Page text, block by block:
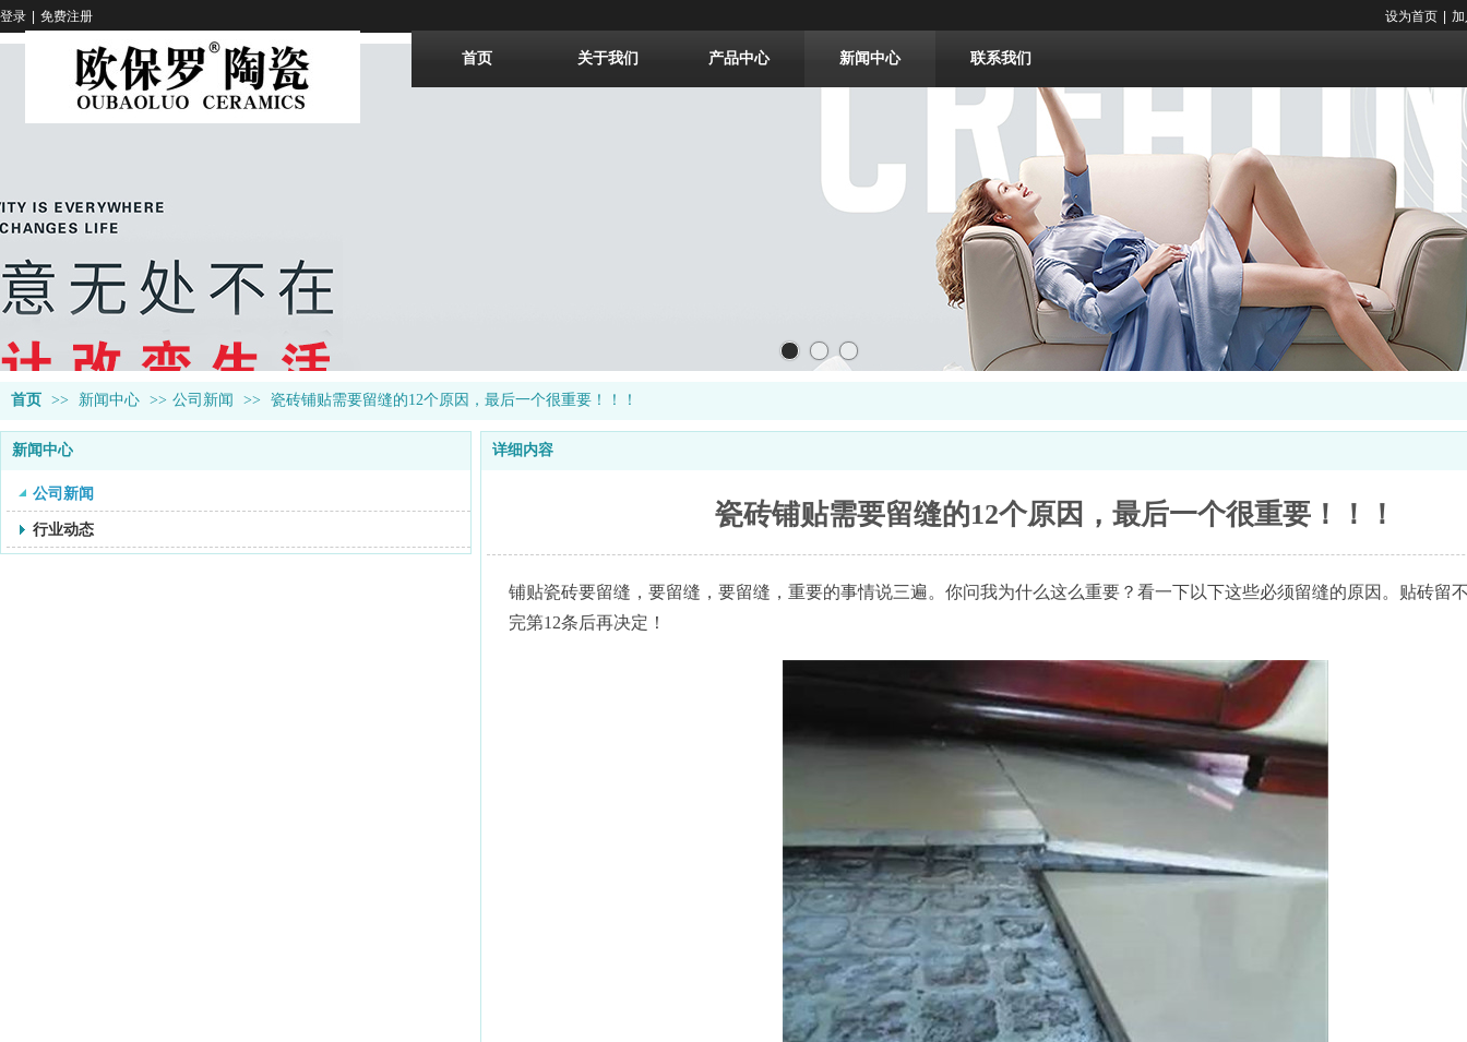
首页 关于我们 产品中心 新闻中心 联系我们
登录 免费注册 设为首页
首页 >> 新闻中心 >> 公司新闻 >> 瓷砖铺贴需要留缝的12个原因，最后一个很重要！！！
新闻中心
公司新闻
行业动态
详细内容
瓷砖铺贴需要留缝的12个原因，最后一个很重要！！！
铺贴瓷砖要留缝，要留缝，要留缝，重要的事情说三遍。你问我为什么这么重要？看一下以下这些必须留缝的原因。贴砖留
完第12条后再决定！